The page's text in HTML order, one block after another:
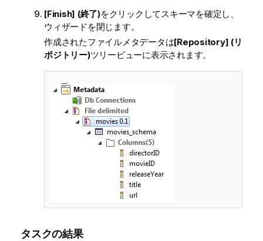
[Finish] (終了)をクリックしてスキーマを確定し、
ウィザードを閉じます。
作成されたファイルメタデータは[Repository] (リ
ポジトリー)ツリービューに表示されます。
タスクの結果